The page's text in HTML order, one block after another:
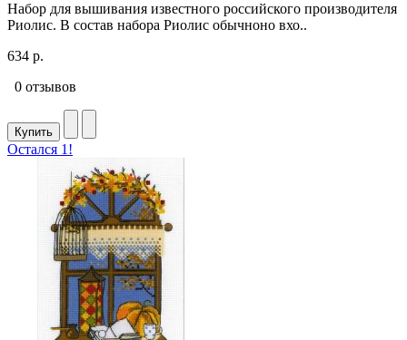
Набор для вышивания известного российского производителя
Риолис. В состав набора Риолис обычноно вхо..
634 р.
0 отзывов
Купить
Остался 1!